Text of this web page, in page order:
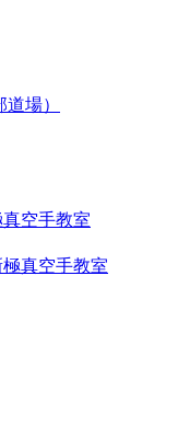
場）
空手教室
真空手教室